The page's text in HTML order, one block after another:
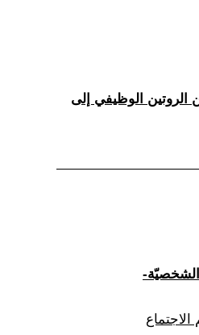
الروتين الوظيفي إلى